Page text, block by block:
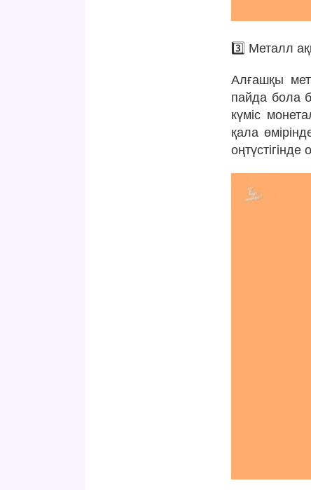
3️⃣ Металл
Алғашқы
пайда бола
күміс
қала